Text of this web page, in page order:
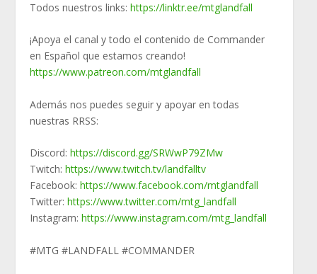
Todos nuestros links:https://linktr.ee/mtglandfall
¡Apoya el canal y todo el contenido de Commander
en Español que estamos creando!
https://www.patreon.com/mtglandfall
Además nos puedes seguir y apoyar en todas
nuestras RRSS:
Discord:https://discord.gg/SRWwP79ZMw
Twitch:https://www.twitch.tv/landfalltv
Facebook:https://www.facebook.com/mtglandfall
Twitter:https://www.twitter.com/mtg_landfall
Instagram:https://www.instagram.com/mtg_landfall
#MTG #LANDFALL #COMMANDER